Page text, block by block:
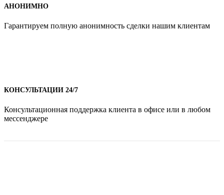
АНОНИМНО
Гарантируем полную анонимность сделки нашим клиентам
КОНСУЛЬТАЦИИ 24/7
Консультационная поддержка клиента в офисе или в любом
мессенджере